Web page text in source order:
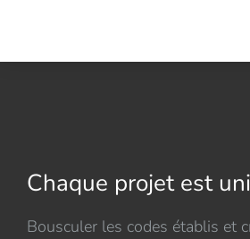
Chaque projet est
Bousculer les codes établis et